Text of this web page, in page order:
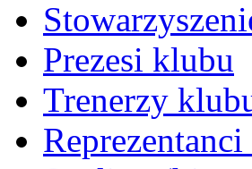
Prezesi klubu
Trenerzy